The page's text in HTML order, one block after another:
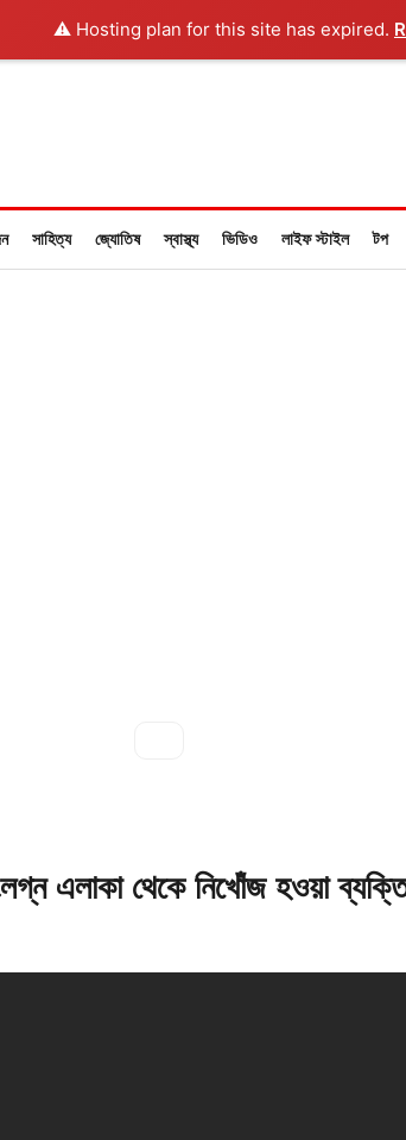
⚠️ Hosting plan for this site has expired.
সাহিত্য জ্যোতিষ স্বাস্থ্য ভিডিও লাইফ স্টাইল টপ
এলাকা থেকে নিখোঁজ হওয়া